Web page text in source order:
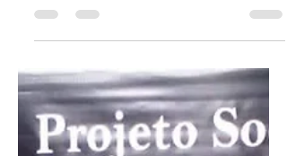
lucrativos ou religiosos localizada no
bairro de Valéria há 23 anos.